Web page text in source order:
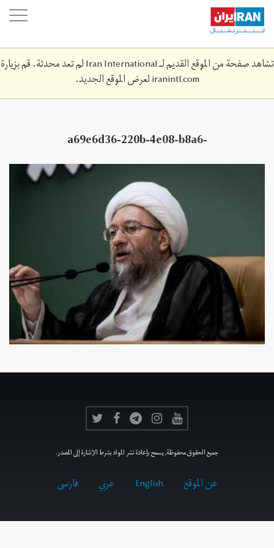
Skip
main
content
تشاهد صفحة من الموقع القديم لـ Iran International لم تعد محدثة. قم بزيارة
iranintl.comلعرض الموقع الجديد.
a69e6d36-220b-4e08-b8a6-
81b8467bc597.jpeg
جميع الحقوق محفوظة, يسمح بإعادة نشر المواد بشرط الإشارة إلى المصدر.
عن الموقع English عربي فارسى